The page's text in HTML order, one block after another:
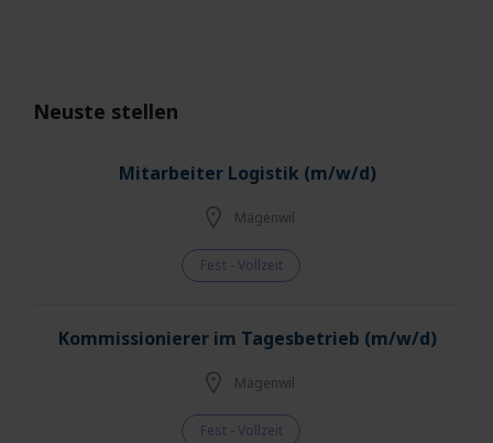
Neuste stellen
Mitarbeiter Logistik (m/w/d)
Mägenwil
Fest - Vollzeit
Kommissionierer im Tagesbetrieb (m/w/d)
Mägenwil
Fest - Vollzeit